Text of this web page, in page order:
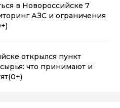
в Новороссийске 7
АЗС и ограничения
открылся пункт
что принимают и
(0+)